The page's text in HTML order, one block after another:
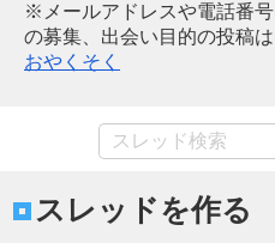
※メールアドレスや電話番
の募集、出会い目的の投稿
おやくそく
スレッドを作る